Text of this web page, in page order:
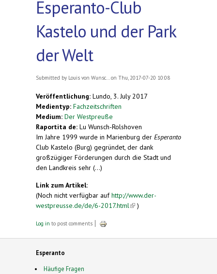
Esperanto-Club
Kastelo und der Park
der Welt
Submitted by Louis von Wunsc... on Thu, 2017-07-20 10:08
Veröffentlichung: Lundo, 3. July 2017
Medientyp: Fachzeitschriften
Medium: Der Westpreuße
Raportita de: Lu Wunsch-Rolshoven
Im Jahre 1999 wurde in Marienburg der Esperanto
Club Kastelo (Burg) gegründet, der dank
großzügiger Förderungen durch die Stadt und
den Landkreis sehr (...)
Link zum Artikel:
(Noch nicht verfügbar aufhttp://www.der-
westpreusse.de/de/6-2017.html (link is external)
)
Log in to post comments
Esperanto
Häufige Fragen